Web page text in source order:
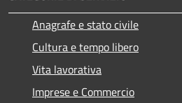
Anagrafe e stato civile
Cultura e tempo libero
Vita lavorativa
Imprese e Commercio